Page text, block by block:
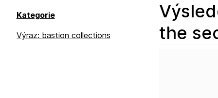
Kategorie
Výraz: bastion collections
Výsledek vyhledávání výrazu "bastion collections uterka
the